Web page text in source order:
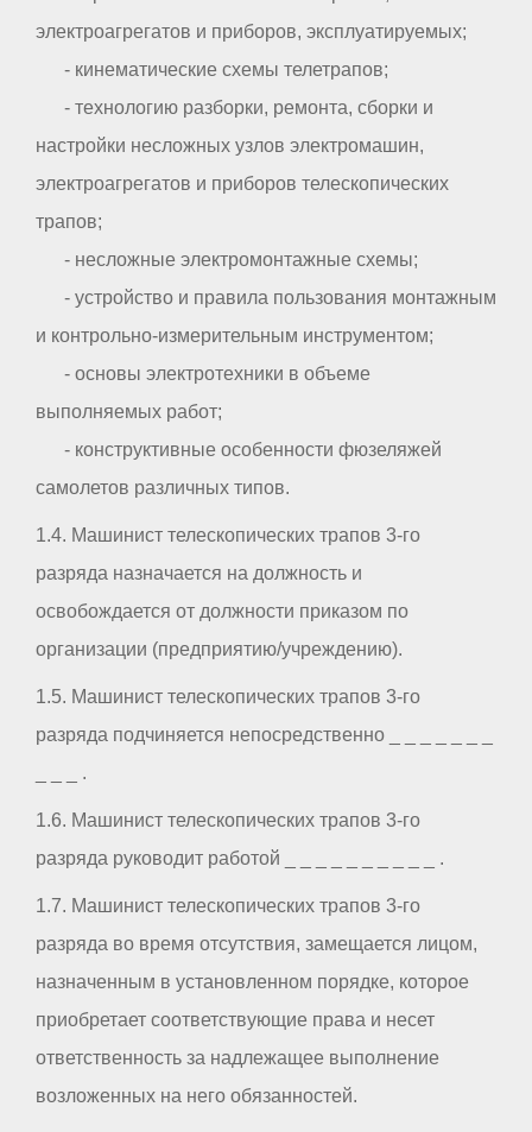
электроагрегатов и приборов, эксплуатируемых;
- кинематические схемы телетрапов;
- технологию разборки, ремонта, сборки и
настройки несложных узлов электромашин,
электроагрегатов и приборов телескопических
трапов;
- несложные электромонтажные схемы;
- устройство и правила пользования монтажным
и контрольно-измерительным инструментом;
- основы электротехники в объеме
выполняемых работ;
- конструктивные особенности фюзеляжей
самолетов различных типов.
1.4. Машинист телескопических трапов 3-го
разряда назначается на должность и
освобождается от должности приказом по
организации (предприятию/учреждению).
1.5. Машинист телескопических трапов 3-го
разряда подчиняется непосредственно _ _ _ _ _ _ _
_ _ _ .
1.6. Машинист телескопических трапов 3-го
разряда руководит работой _ _ _ _ _ _ _ _ _ _ .
1.7. Машинист телескопических трапов 3-го
разряда во время отсутствия, замещается лицом,
назначенным в установленном порядке, которое
приобретает соответствующие права и несет
ответственность за надлежащее выполнение
возложенных на него обязанностей.